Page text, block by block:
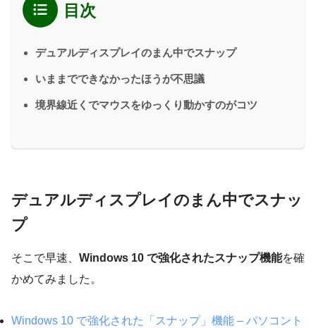
目次
デュアルディスプレイのまん中でスナップ
いままでできなかったほうが不思議
境界線近くでマウスをゆっくり動かすのがコツ
デュアルディスプレイのまん中でスナッ
プ
そこで早速、 Windows 10 で強化されたスナップ機能を確
かめてみました。
Windows 10 で強化された「スナップ」機能 – パソコント